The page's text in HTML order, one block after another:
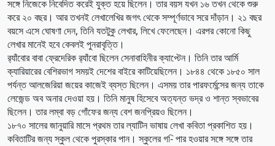
সঙ্গে নিজেকে নিবেদিত করেই যুক্ত হয়ে ছিলেন। তার বয়স যখন ১৬ তখন থেকে শুরু
করে ২০ বছর। আর তখনই লেখালেখির জগৎ থেকে সম্পূর্ণভাবে সরে দাঁড়ান। ২১ বছর
বয়সে এসে ঘোষণা দেন, তিনি যতটুকু লেখার, লিখে ফেলেছেন। এরপর কোনো কিছু
লেখার মানেই হবে কেবলই পুনরাবৃত্তি।
র‌্যাঁবোর বাবা ফ্রেদেরিক র‌্যাঁবো ছিলেন সেনাবাহিনীর ক্যাপ্টেন। তিনি তার আর্মি
ক্যারিয়ারের বেশিরভাগ সময়ই দেশের বাইরে কাটিয়েছিলেন। ১৮৪৪ থেকে ১৮৫০ সাল
পর্যন্ত আলজেরিয়া জয়ের কাজেই ব্যস্ত ছিলেন। এসময় তার পারফর্মেন্সের জন্য তাকে
লেজেন্ড অব অনার দেওয়া হয়। তিনি মানুষ হিসেবে অত্যন্ত ভদ্র ও শান্ত স্বভাবের
ছিলেন। তার লম্বা বড় গোঁফের জন্য বেশ জনপ্রিয়ও ছিলেন।
১৮৭০ সালের জানুয়ারি মাসে প্রথম তার ল্যাটিন ভাষায় লেখা কবিতা প্রকাশিত হয়।
কবিতাটির জন্য স্কুল থেকে পুরস্কার পান। স্কুলের গ-ি পার হওয়ার সঙ্গে সঙ্গে তার